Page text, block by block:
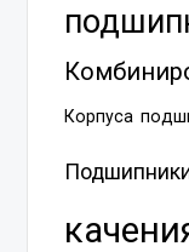
Корпуса